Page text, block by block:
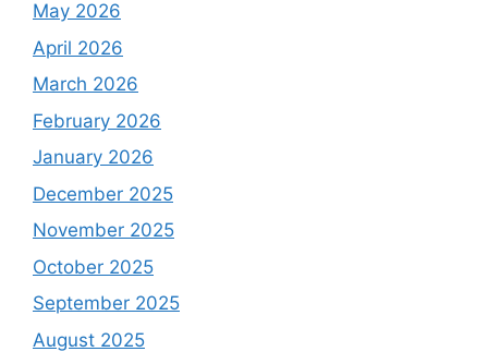
May 2026
April 2026
March 2026
February 2026
January 2026
December 2025
November 2025
October 2025
September 2025
August 2025